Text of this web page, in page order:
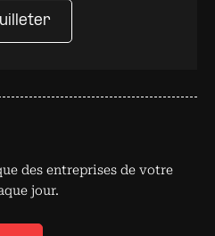
des entreprises de votre
jour.